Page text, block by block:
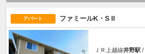
アパート ファミールK・S II
ＪＲ上越線井野駅 /